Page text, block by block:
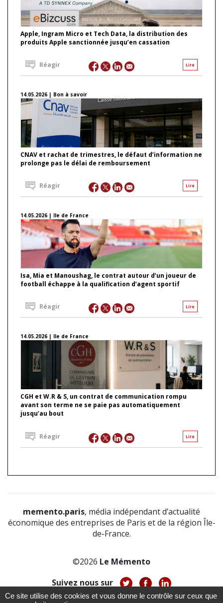
Apple, Ingram Micro et Tech Data, la distribution des
produits Apple sanctionnée jusqu’en cassation
Lire
Réagir
14.05.2026 | Bon à savoir
CNAV et rachat de trimestres, le défaut d’information ne
prolonge pas le délai de remboursement
Lire
Réagir
14.05.2026 | Ile de France
Isa, Mia et Manoushag, le contrat autour d’un joueur de
football échappe à la qualification d’agent sportif
Lire
Réagir
14.05.2026 | Ile de France
CGH et W.R & S, un contrat de communication rompu
avant son terme ne se paie pas automatiquement
jusqu’au bout
Lire
Réagir
memento.paris, média indépendant d’actualité
économique des entreprises de Paris et de la région Île-
de-France.
©2026 Le Mémento
Suivez nous sur
Ce site utilise des cookies et vous donne le contrôle sur ceux que